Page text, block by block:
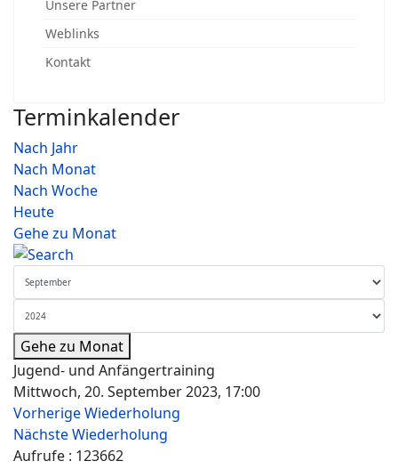
Unsere Partner
Weblinks
Kontakt
Terminkalender
Nach Jahr
Nach Monat
Nach Woche
Heute
Gehe zu Monat
Gehe zu Monat
Jugend- und Anfängertraining
Mittwoch, 20. September 2023, 17:00
Vorherige Wiederholung
Nächste Wiederholung
Aufrufe : 123662